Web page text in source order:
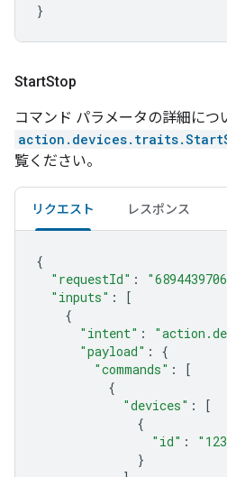
}
StartStop
コマンド パラメータの詳細につ
覧ください。
リクエスト レスポンス
{
"requestId" :
"inputs" :
[
{
"intent" :
"payload" :
{
"commands" :
[
{
"devices" :
[
{
"id" :
}